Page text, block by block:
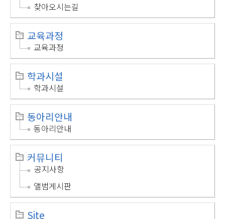
찾아오시는길
교육과정
교육과정
학과시설
학과시설
동아리안내
동아리안내
커뮤니티
공지사항
앨범게시판
Site